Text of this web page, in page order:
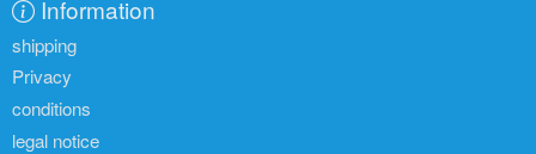
Information
shipping
Privacy
conditions
legal notice